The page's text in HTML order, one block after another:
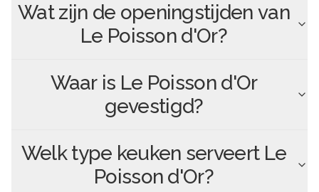
Wat zijn de openingstijden van
Le Poisson d'Or?
Waar is Le Poisson d'Or
gevestigd?
Welk type keuken serveert Le
Poisson d'Or?